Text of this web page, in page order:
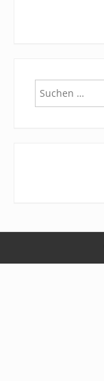
Suchen
nach: